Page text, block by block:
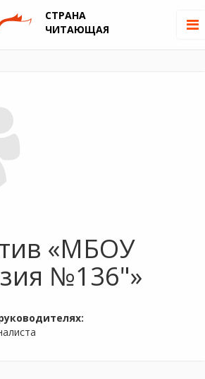
СТРАНА
ЧИТАЮЩАЯ
«МБОУ
№136"»